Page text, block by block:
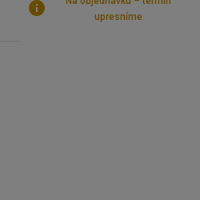
upresníme